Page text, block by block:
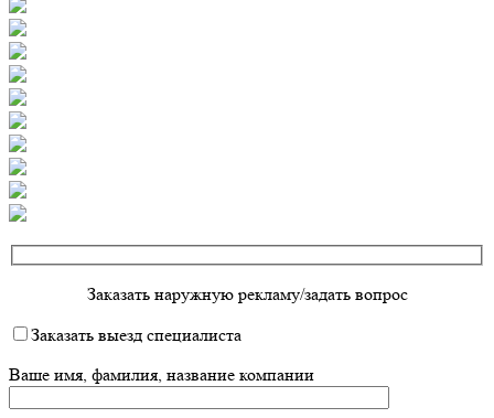
Заказать наружную рекламу/задать вопрос
Заказать выезд специалиста
Ваше имя, фамилия, название компании